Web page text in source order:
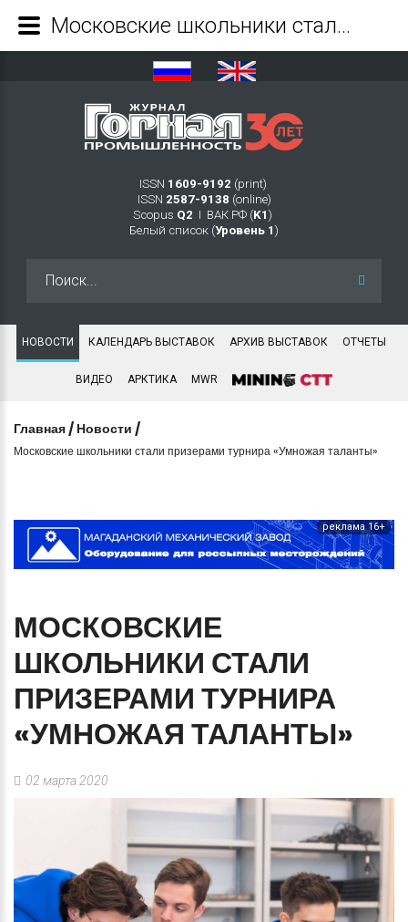
ISSN 1609-9192 (print)
ISSN 2587-9138 (online)
Scopus Q2 Ι ВАК РФ (K1 )
Белый список (Уровень 1 )
НОВОСТИ КАЛЕНДАРЬ ВЫСТАВОК АРХИВ ВЫСТАВОК ОТЧЕТЫ
ВИДЕО АРКТИКА MWR
Главная / Новости /
Московские школьники стали призерами турнира «Умножая таланты»
реклама 16+
МОСКОВСКИЕ
ШКОЛЬНИКИ СТАЛИ
ПРИЗЕРАМИ ТУРНИРА
«УМНОЖАЯ ТАЛАНТЫ»
02 марта 2020
Московские школьники стали призерами турнира «Умножая таланты» - Журнал Горная промышленность